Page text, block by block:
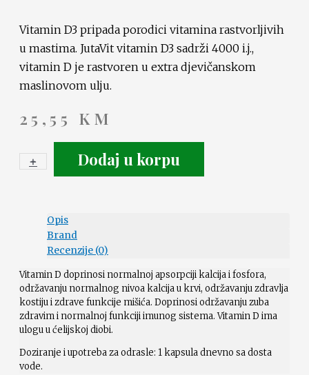
Vitamin D3 pripada porodici vitamina rastvorljivih
u mastima. JutaVit vitamin D3 sadrži 4000 i.j.,
vitamin D je rastvoren u extra djevičanskom
maslinovom ulju.
25,55 KM
-
+ Dodaj u korpu
Opis
Brand
Recenzije (0)
Vitamin D doprinosi normalnoj apsorpciji kalcija i fosfora,
održavanju normalnog nivoa kalcija u krvi, održavanju zdravlja
kostiju i zdrave funkcije mišića. Doprinosi održavanju zuba
zdravim i normalnoj funkciji imunog sistema. Vitamin D ima
ulogu u ćelijskoj diobi.
Doziranje i upotreba za odrasle: 1 kapsula dnevno sa dosta
vode.